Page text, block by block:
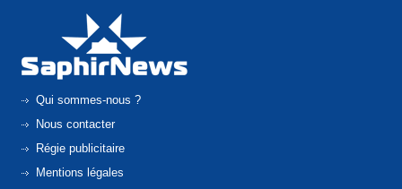
Qui sommes-nous ?
Nous contacter
Régie publicitaire
Mentions légales